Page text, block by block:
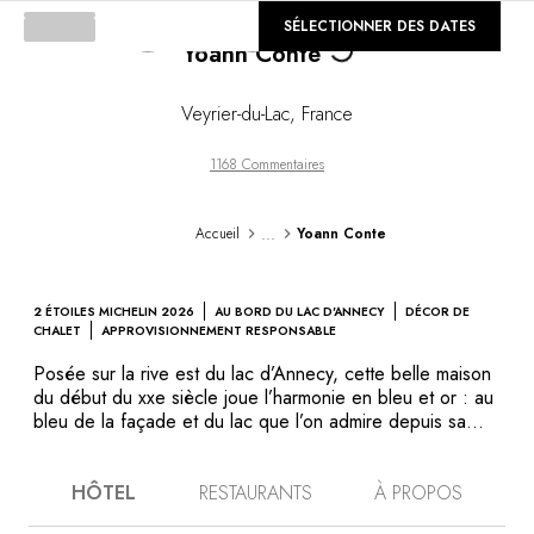
GALERIE
Yoann ConteLoading...
Veyrier-du-Lac, France
1168 Commentaires
Accueil ... Yoann Conte
2 ÉTOILES MICHELIN 2026 AU BORD DU LAC D'ANNECY
DÉCOR DE
CHALET
APPROVISIONNEMENT RESPONSABLE
Posée sur la rive est du lac d’Annecy, cette belle maison
du début du xxe siècle joue l’harmonie en bleu et or : au
bleu de la façade et du lac que l’on admire depuis sa
grandes baies vitrées. Le décor est intime, et l’ambiance
SÉLECTIONNER DES DATES
HÔTEL RESTAURANTS À PROPOS